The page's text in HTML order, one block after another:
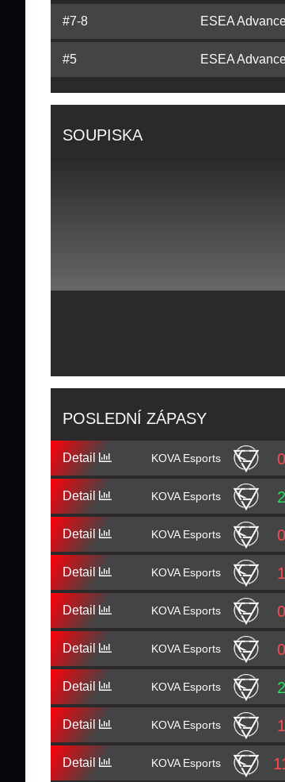
#7-8 ESEA
#5 ESEA
SOUPISKA
POSLEDNÍ ZÁPASY
Detail KOVA Esports 0
Detail KOVA Esports 2
Detail KOVA Esports 0
Detail KOVA Esports 1
Detail KOVA Esports 0
Detail KOVA Esports 0
Detail KOVA Esports 2
Detail KOVA Esports 1
Detail KOVA Esports